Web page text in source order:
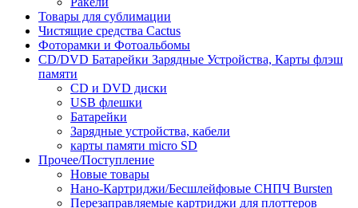
Товары для сублимации
Чистящие средства Cactus
Фоторамки и Фотоальбомы
CD/DVD Батарейки Зарядные Устройства, Карты флэш
памяти
CD и DVD диски
USB флешки
Батарейки
Зарядные устройства, кабели
карты памяти micro SD
Прочее/Поступление
Новые товары
Нано-Картриджи/Бесшлейфовые СНПЧ Bursten
Перезаправляемые картриджи для плоттеров